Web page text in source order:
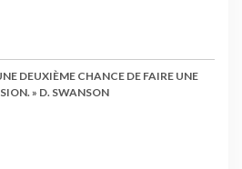
DEUXIÈME CHANCE DE FAIRE UNE
» D. SWANSON